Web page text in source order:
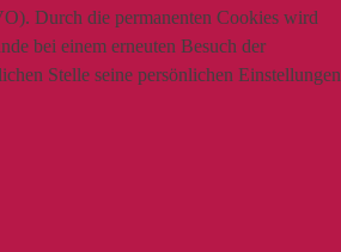
Durch die permanenten Cookies wird
bei einem erneuten Besuch der
Stelle seine persönlichen Einstellungen